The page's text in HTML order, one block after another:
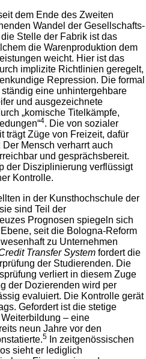
dem Ende des Zweiten
Wandel der Gesellschafts-
Stelle der Fabrik ist das
die Warenproduktion dem
weicht. Hier ist das
implizite Richtlinien geregelt,
Repression. Die formal
eine unhintergehbare
und ausgezeichnete
„komische Titelkämpfe,
4. Die von sozialer
trägt Züge von Freizeit, dafür
Mensch verharrt auch
und gesprächsbereit.
der Disziplinierung verflüssigt
Kontrolle.
in der Kunsthochschule der
sind Teil der
Prognosen spiegeln sich
seit die Bologna-Reform
zu Unternehmen
Transfer System fordert die
der Studierenden. Die
verliert in diesem Zuge
der Dozierenden wird per
evaluiert. Die Kontrolle gerät
Gefordert ist die stetige
– eine
neun Jahre vor den
5
In zeitgenössischen
sieht er lediglich